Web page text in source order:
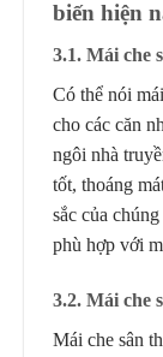
biến hiện
3.1. Mái che
Có thể nói
cho các căn
ngôi nhà
tốt, thoáng
sắc của
phù hợp với
3.2. Mái che
Mái che sân